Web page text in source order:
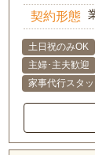
契約形態
土日祝のみOK
主婦･主夫歓迎
家事代行スタ